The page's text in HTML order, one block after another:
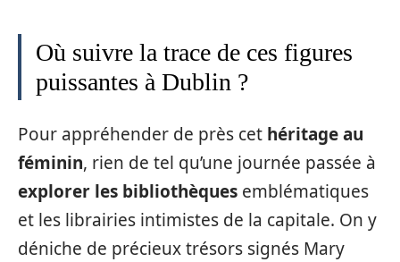
Où suivre la trace de ces figures
puissantes à Dublin ?
Pour appréhender de près cet héritage au
féminin, rien de tel qu’une journée passée à
explorer les bibliothèques emblématiques
et les librairies intimistes de la capitale. On y
déniche de précieux trésors signés Mary